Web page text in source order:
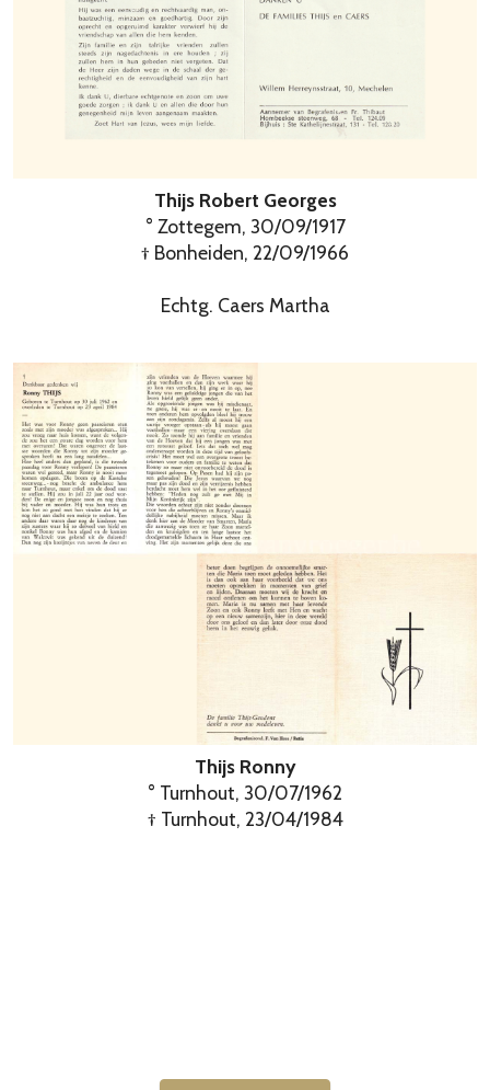
Thijs Robert Georges
° Zottegem, 30/09/1917
† Bonheiden, 22/09/1966
Echtg. Caers Martha
Thijs Ronny
° Turnhout, 30/07/1962
† Turnhout, 23/04/1984